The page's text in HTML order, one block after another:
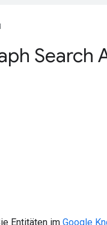
Search
Entitäten im Google